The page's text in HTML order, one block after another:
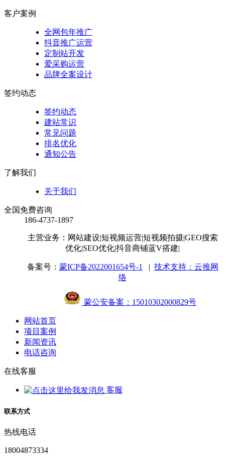
客户案例
全网包年推广
抖音推广运营
定制站开发
爱采购运营
品牌全案设计
签约动态
签约动态
建站常识
常见问题
排名优化
通知公告
了解我们
关于我们
全国免费咨询
186-4737-1897
主营业务：网站建设|短视频运营|短视频拍摄|GEO搜索
优化|SEO优化|抖音商铺蓝V搭建|
备案号： 蒙ICP备2022001654号-1 | 技术支持：云推网
络
蒙公安备案：15010302000829号
网站首页
项目案例
新闻资讯
电话咨询
在线客服
客服
联系方式
热线电话
18004873334